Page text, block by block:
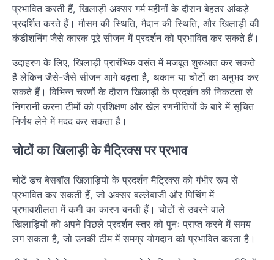
प्रभावित करती हैं, खिलाड़ी अक्सर गर्म महीनों के दौरान बेहतर आंकड़े
प्रदर्शित करते हैं। मौसम की स्थिति, मैदान की स्थिति, और खिलाड़ी की
कंडीशनिंग जैसे कारक पूरे सीजन में प्रदर्शन को प्रभावित कर सकते हैं।
उदाहरण के लिए, खिलाड़ी प्रारंभिक वसंत में मजबूत शुरुआत कर सकते
हैं लेकिन जैसे-जैसे सीजन आगे बढ़ता है, थकान या चोटों का अनुभव कर
सकते हैं। विभिन्न चरणों के दौरान खिलाड़ी के प्रदर्शन की निकटता से
निगरानी करना टीमों को प्रशिक्षण और खेल रणनीतियों के बारे में सूचित
निर्णय लेने में मदद कर सकता है।
चोटों का खिलाड़ी के मैट्रिक्स पर प्रभाव
चोटें डच बेसबॉल खिलाड़ियों के प्रदर्शन मैट्रिक्स को गंभीर रूप से
प्रभावित कर सकती हैं, जो अक्सर बल्लेबाजी और पिचिंग में
प्रभावशीलता में कमी का कारण बनती हैं। चोटों से उबरने वाले
खिलाड़ियों को अपने पिछले प्रदर्शन स्तर को पुनः प्राप्त करने में समय
लग सकता है, जो उनकी टीम में समग्र योगदान को प्रभावित करता है।